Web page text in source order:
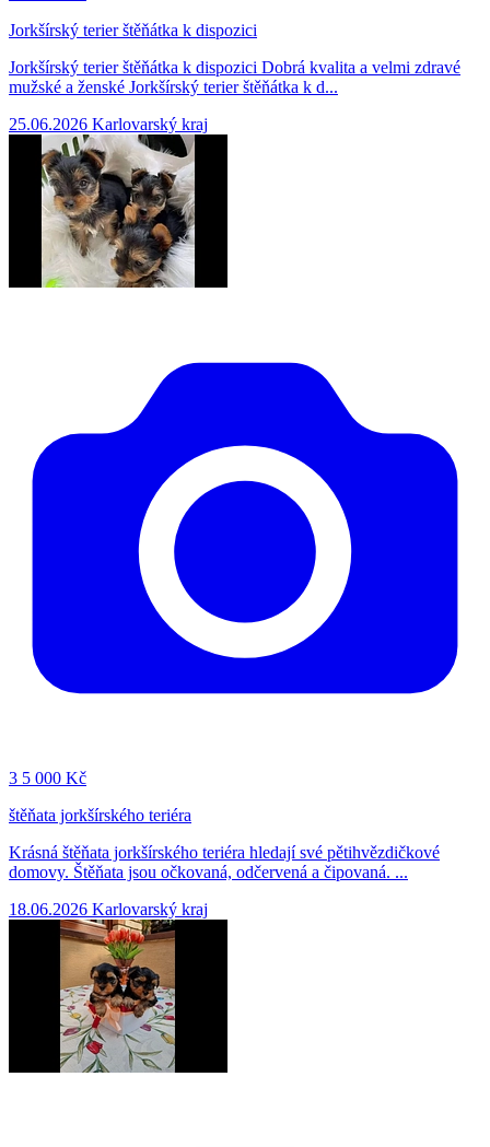
Jorkšírský terier štěňátka k dispozici
Jorkšírský terier štěňátka k dispozici Dobrá kvalita a velmi zdravé
mužské a ženské Jorkšírský terier štěňátka k d...
25.06.2026 Karlovarský kraj
3 5 000 Kč
štěňata jorkšírského teriéra
Krásná štěňata jorkšírského teriéra hledají své pětihvězdičkové
domovy. Štěňata jsou očkovaná, odčervená a čipovaná. ...
18.06.2026 Karlovarský kraj